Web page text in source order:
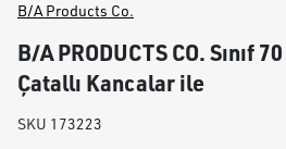
B/A Products Co.
B/A PRODUCTS CO. Sınıf
Çatallı Kancalar ile
SKU 173223